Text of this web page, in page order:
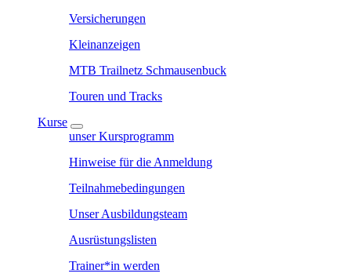
Versicherungen
Kleinanzeigen
MTB Trailnetz Schmausenbuck
Touren und Tracks
Kurse
unser Kursprogramm
Hinweise für die Anmeldung
Teilnahmebedingungen
Unser Ausbildungsteam
Ausrüstungslisten
Trainer*in werden